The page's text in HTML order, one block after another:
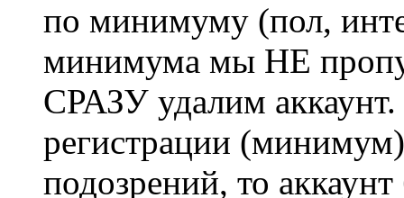
по минимуму (пол,
минимума мы НЕ
СРАЗУ удалим
регистрации
подозрений, то